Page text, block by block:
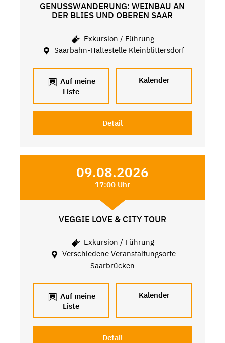
GENUSSWANDERUNG: WEINBAU AN
DER BLIES UND OBEREN SAAR
Exkursion / Führung
Saarbahn-Haltestelle Kleinblittersdorf
Auf meine
Liste
Kalender
Detail
09.08.2026
17:00 Uhr
VEGGIE LOVE & CITY TOUR
Exkursion / Führung
Verschiedene Veranstaltungsorte
Saarbrücken
Auf meine
Liste
Kalender
Detail